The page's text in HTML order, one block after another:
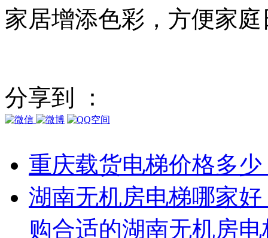
家居增添色彩，方便家
分享到 ：
重庆载货电梯价格多
湖南无机房电梯哪家
购合适的湖南无机房